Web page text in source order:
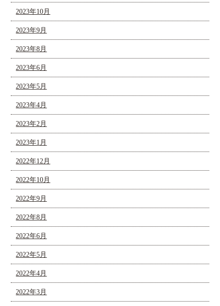
2023年10月
2023年9月
2023年8月
2023年6月
2023年5月
2023年4月
2023年2月
2023年1月
2022年12月
2022年10月
2022年9月
2022年8月
2022年6月
2022年5月
2022年4月
2022年3月